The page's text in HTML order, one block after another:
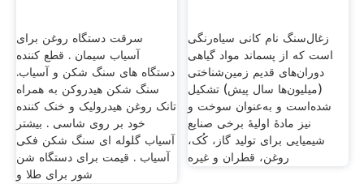
سرقت دستگاه روغن برای
آسیاب سیمان . قطع کننده
دستگاه های سنگ شکن و آسیاب.
سنگ شکن هیدروکن به همراه
تانک روغن هیدرولیک و خنک کننده
خود بر روی شاسی . بیشتر
آسیاب گلوله ای سنگ شکن فکی
آسیاب . قیمت برای دستگاه شن
شور برای طلا و
زغال‌سنگ نام کانی سیاه‌رنگی
است که از پسماند مواد گیاهی
دوران‌های قدیم زمین‌شناختی
(میلیون‌ها سال پیش) تشکیل
شده‌است و به‌عنوان سوخت و
نیز مادهٔ اولیهٔ برخی صنایع
شیمیایی برای تولید گاز، کُک،
روغن، قطران و غیره